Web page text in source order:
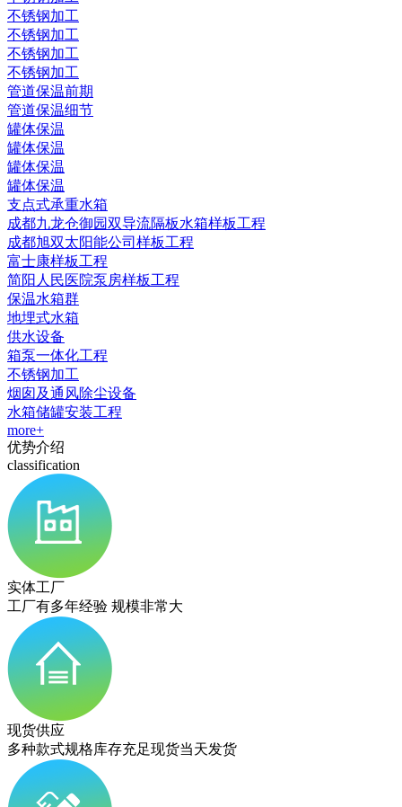
不锈钢加工
不锈钢加工
不锈钢加工
不锈钢加工
管道保温前期
管道保温细节
罐体保温
罐体保温
罐体保温
罐体保温
支点式承重水箱
成都九龙仓御园双导流隔板水箱样板工程
成都旭双太阳能公司样板工程
富士康样板工程
简阳人民医院泵房样板工程
保温水箱群
地埋式水箱
供水设备
箱泵一体化工程
不锈钢加工
烟囱及通风除尘设备
水箱储罐安装工程
more+
优势介绍
classification
实体工厂
工厂有多年经验 规模非常大
现货供应
多种款式规格库存充足现货当天发货